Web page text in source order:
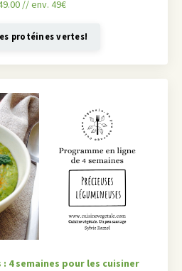
// env. 49€
protéines vertes!
: 4 semaines pour les cuisiner